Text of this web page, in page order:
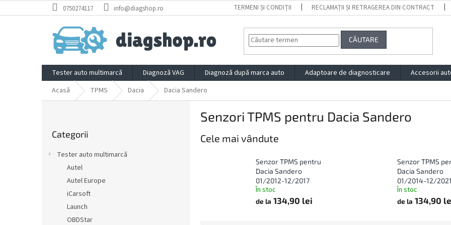
la
0750274117 info@diagshop.ro TERMENI ȘI CONDIȚII RECLAMAȚII ȘI RETRAGEREA DIN CONTRACT
CĂUTARE
Tester auto multimarcă Diagnoză VAG Diagnoză după marca auto Adaptoare de diagnosticare Accesorii
Acasă
TPMS Dacia Dacia Sandero
peste
Categorii
Tester auto multimarcă
Autel
Autel Europe
iCarsoft
Launch
OBDStar
Senzori TPMS pentru Dacia Sandero
Cele mai vândute
Senzor TPMS pentru
Dacia Sandero
01/2012-12/2017
În stoc
de la 134,90 lei
Senzor TPMS
Dacia Sandero
01/2014-12/2021
În stoc
de la 134,90